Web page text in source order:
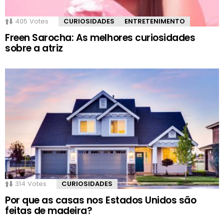
405 Votes CURIOSIDADES ENTRETENIMENTO
Freen Sarocha: As melhores curiosidades
sobre a atriz
314 Votes CURIOSIDADES
Por que as casas nos Estados Unidos são
feitas de madeira?